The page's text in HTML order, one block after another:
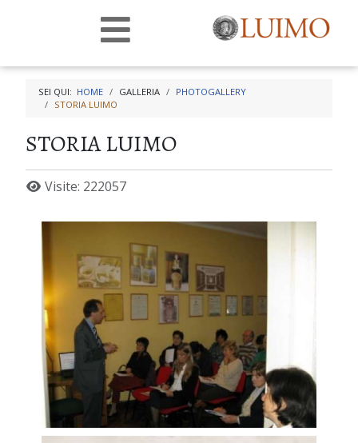
SEI QUI: HOME GALLERIA
PHOTOGALLERY
STORIA LUIMO
STORIA LUIMO
Visite: 222057